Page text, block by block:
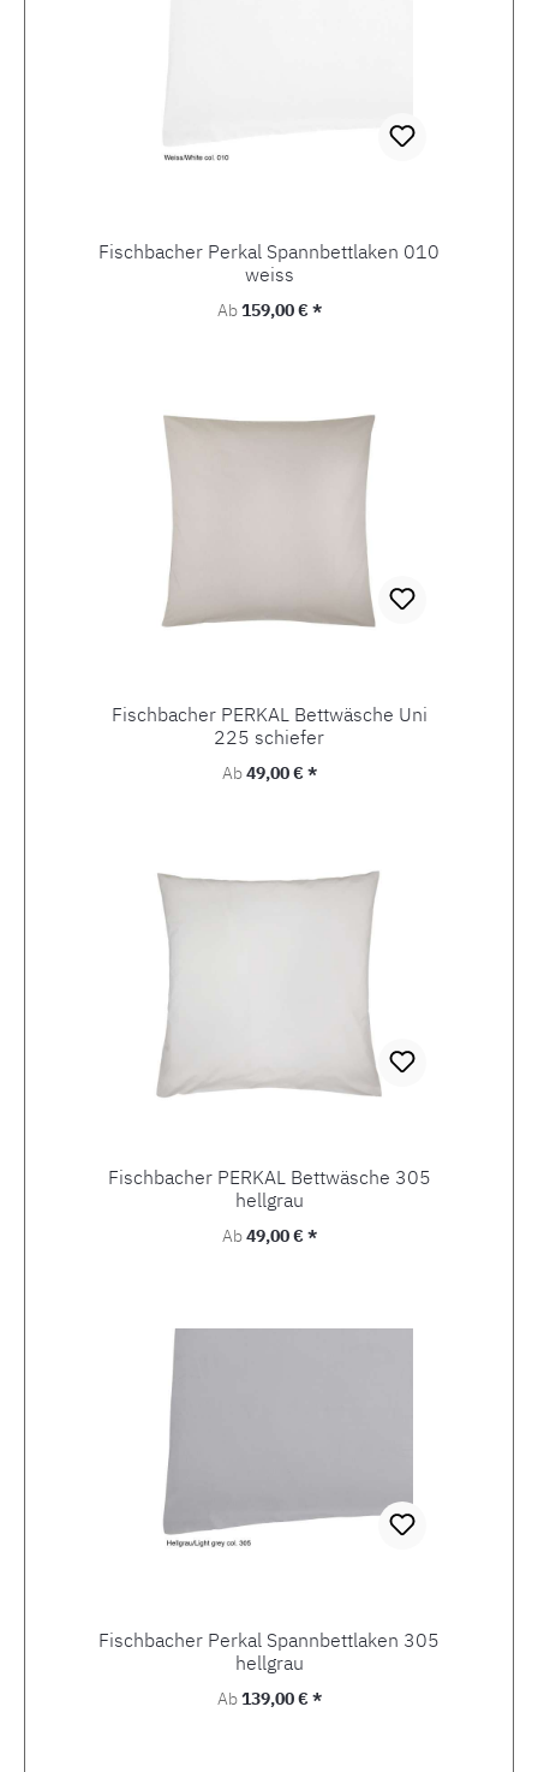
Fischbacher Perkal Spannbettlaken 010
weiss
Regulärer Preis:
Ab159,00 € *
Fischbacher PERKAL Bettwäsche Uni
225 schiefer
Regulärer Preis:
Ab49,00 € *
Fischbacher PERKAL Bettwäsche 305
hellgrau
Regulärer Preis:
Ab49,00 € *
Fischbacher Perkal Spannbettlaken 305
hellgrau
Regulärer Preis:
Ab139,00 € *